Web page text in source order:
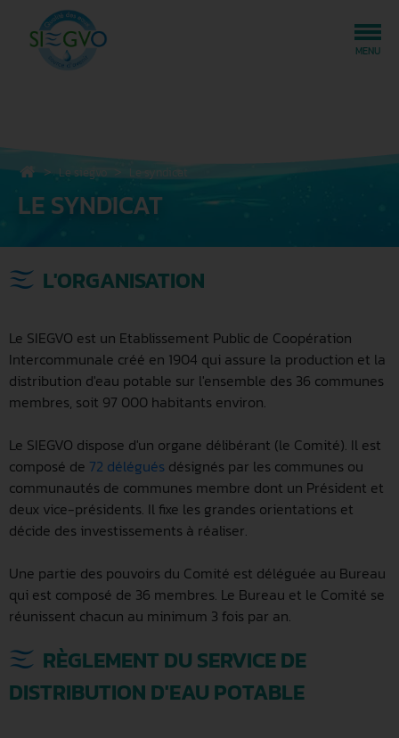
MENU
Le siegvo Le syndicat
LE SYNDICAT
L'ORGANISATION
Le SIEGVO est un Etablissement Public de Coopération
Intercommunale créé en 1904 qui assure la production et la
distribution d'eau potable sur l'ensemble des 36 communes
membres, soit 97 000 habitants environ.
Le SIEGVO dispose d'un organe délibérant (le Comité). Il est
composé de 72 délégués désignés par les communes ou
communautés de communes membre dont un Président et
deux vice-présidents. Il fixe les grandes orientations et
décide des investissements à réaliser.
Une partie des pouvoirs du Comité est déléguée au Bureau
qui est composé de 36 membres. Le Bureau et le Comité se
réunissent chacun au minimum 3 fois par an.
RÈGLEMENT DU SERVICE DE
DISTRIBUTION D'EAU POTABLE